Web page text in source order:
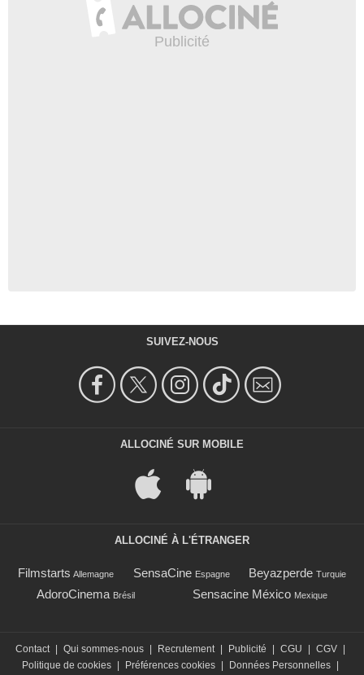
SUIVEZ-NOUS
ALLOCINÉ SUR MOBILE
ALLOCINÉ À L'ÉTRANGER
Filmstarts Allemagne SensaCine Espagne Beyazperde Turquie
AdoroCinema Brésil Sensacine México Mexique
Contact | Qui sommes-nous | Recrutement | Publicité | CGU | CGV |
Politique de cookies | Préférences cookies | Données Personnelles |